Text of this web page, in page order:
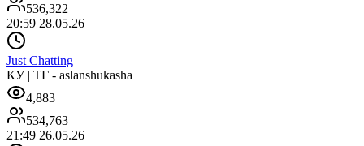
536,322
20:59 28.05.26
Just Chatting
КУ | ТГ - aslanshukasha
4,883
534,763
21:49 26.05.26